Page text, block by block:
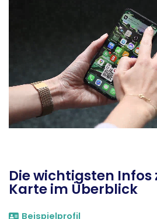
Die wichtigsten Infos
Karte im Überblick
Beispielprofil